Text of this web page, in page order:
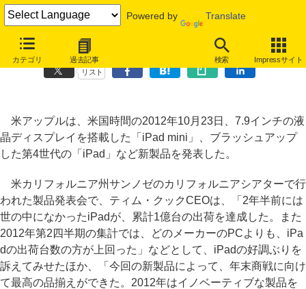
Powered by Translate
カテゴリ 過去記事 検索 Impressサイト
iPad miniなどを紹介、アップル発表会フォトレポート
リスト
米アップルは、米国時間の2012年10月23日、7.9インチの液
晶ディスプレイを搭載した「iPad mini」、ブラッシュアップ
した第4世代の「iPad」など新製品を発表した。
米カリフォルニア州サンノゼのカリフォルニアシアターで行
われた製品発表会で、ティム・クックCEOは、「2年半前には
世の中になかったiPadが、累計1億台の出荷を達成した。また
2012年第2四半期の集計では、どのメーカーのPCよりも、iPa
dの出荷台数の方が上回った」などとして、iPadの好調ぶりを
訴えてみせたほか、「今回の新製品によって、年末商戦に向け
て最高の品揃えができた。2012年はイノベーティブな製品を